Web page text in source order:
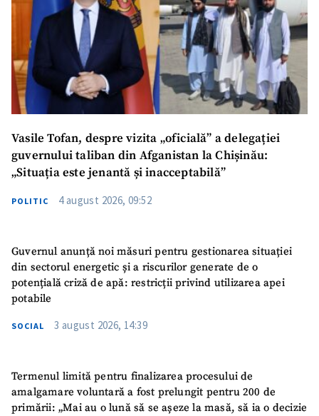
Vasile Tofan, despre vizita „oficială” a delegației
guvernului taliban din Afganistan la Chișinău:
„Situația este jenantă și inacceptabilă”
POLITIC 4 august 2026, 09:52
Guvernul anunță noi măsuri pentru gestionarea situației
din sectorul energetic și a riscurilor generate de o
potențială criză de apă: restricții privind utilizarea apei
potabile
SOCIAL 3 august 2026, 14:39
Termenul limită pentru finalizarea procesului de
amalgamare voluntară a fost prelungit pentru 200 de
primării: „Mai au o lună să se așeze la masă, să ia o decizie